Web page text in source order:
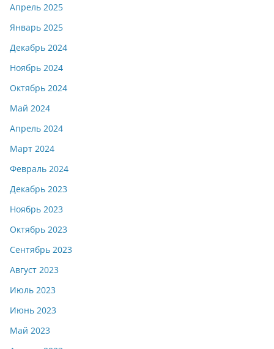
Апрель 2025
Январь 2025
Декабрь 2024
Ноябрь 2024
Октябрь 2024
Май 2024
Апрель 2024
Март 2024
Февраль 2024
Декабрь 2023
Ноябрь 2023
Октябрь 2023
Сентябрь 2023
Август 2023
Июль 2023
Июнь 2023
Май 2023